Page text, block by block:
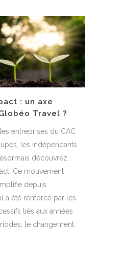
: un axe
Travel ?
entreprises du CAC
les indépendants
découvrez
Ce mouvement
depuis
a été renforcé par les
liés aux années
le changement